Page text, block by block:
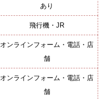
あり
飛行機・JR
オンラインフォーム・電話・店
舗
オンラインフォーム・電話・店
舗